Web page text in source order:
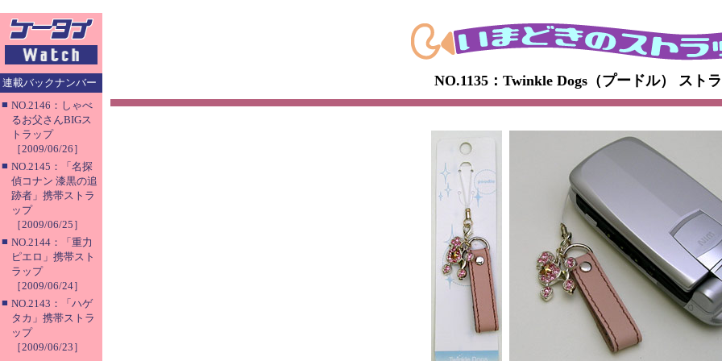
連載バックナンバー
■ NO.2146：しゃべ
るお父さんBIGス
トラップ
［2009/06/26］
■ NO.2145：「名探
偵コナン 漆黒の追
跡者」携帯ストラ
ップ
［2009/06/25］
■ NO.2144：「重力
ピエロ」携帯スト
ラップ
［2009/06/24］
■ NO.2143：「ハゲ
タカ」携帯ストラ
ップ
［2009/06/23］
NO.1135：Twinkle Dogs（プードル） スト